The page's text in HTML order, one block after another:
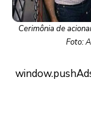
Cerimônia de
Foto: